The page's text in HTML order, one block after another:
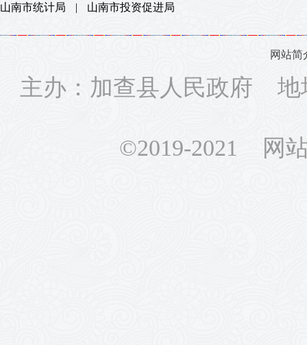
山南市统计局 | 山南市投资促进局
网站简
主办：加查县人民政府 地
©2019-2021 网